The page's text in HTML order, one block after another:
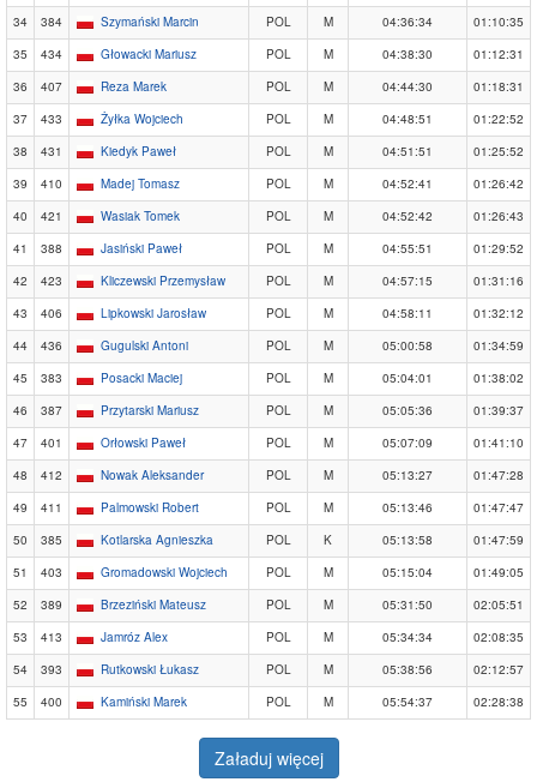
34
384 Szymański Marcin POL M 04:36:34
01:10:35
35
434 Głowacki Mariusz POL M 04:38:30
01:12:31
36
407 Reza Marek POL M 04:44:30
01:18:31
37
433 Żyłka Wojciech POL M 04:48:51
01:22:52
38
431 Kiedyk Paweł POL M 04:51:51
01:25:52
39
410 Madej Tomasz POL M 04:52:41
01:26:42
40
421 Wasiak Tomek POL M 04:52:42
01:26:43
41
388 Jasiński Paweł POL M 04:55:51
01:29:52
42
423 Kliczewski Przemysław POL M 04:57:15
01:31:16
43
406 Lipkowski Jarosław POL M 04:58:11
01:32:12
44
436 Gugulski Antoni POL M 05:00:58
01:34:59
45
383 Posacki Maciej POL M 05:04:01
01:38:02
46
387 Przytarski Mariusz POL M 05:05:36
01:39:37
47
401 Orłowski Paweł POL M 05:07:09
01:41:10
48
412 Nowak Aleksander POL M 05:13:27
01:47:28
49
411 Palmowski Robert POL M 05:13:46
01:47:47
50
385 Kotlarska Agnieszka POL K 05:13:58
01:47:59
51
403 Gromadowski Wojciech POL M 05:15:04
01:49:05
52
389 Brzeziński Mateusz POL M 05:31:50
02:05:51
53
413 Jamróz Alex POL M 05:34:34
02:08:35
54
393 Rutkowski Łukasz POL M 05:38:56
02:12:57
55
400 Kamiński Marek POL M 05:54:37 02:28:38
Załaduj więcej